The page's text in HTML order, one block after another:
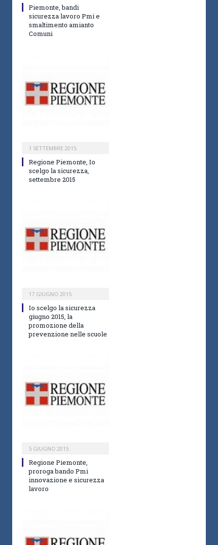
Piemonte, bandi
sicurezza lavoro Pmi e
smaltimento amianto
Comuni
1 SETTEMBRE 2015
Regione Piemonte, Io
scelgo la sicurezza,
settembre 2015
17 GIUGNO 2015
Io scelgo la sicurezza
giugno 2015, la
promozione della
prevenzione nelle scuole
5 GIUGNO 2015
Regione Piemonte,
proroga bando Pmi
innovazione e sicurezza
lavoro